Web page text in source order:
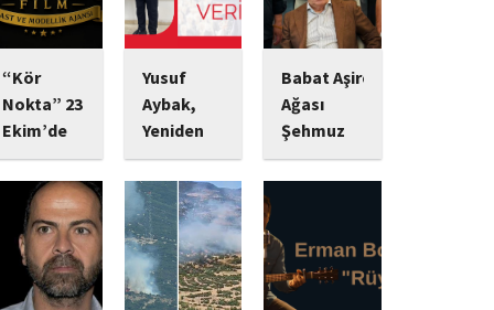
“Kör
Nokta” 23
Ekim’de
Vizyonda:
Psikolojik
Gerilim
Tutkunlarını
Bekleyen
Yeni Yapım
Yusuf
Aybak,
Yeniden
Refah
Partisi
Sultangazi
Gençlik
Kolları
Başkanlığı
Babat Aşiret
Ağası
Şehmuz
Babat,
Devletine
Yatırımlarıyla
Dikkat
Çekiyor